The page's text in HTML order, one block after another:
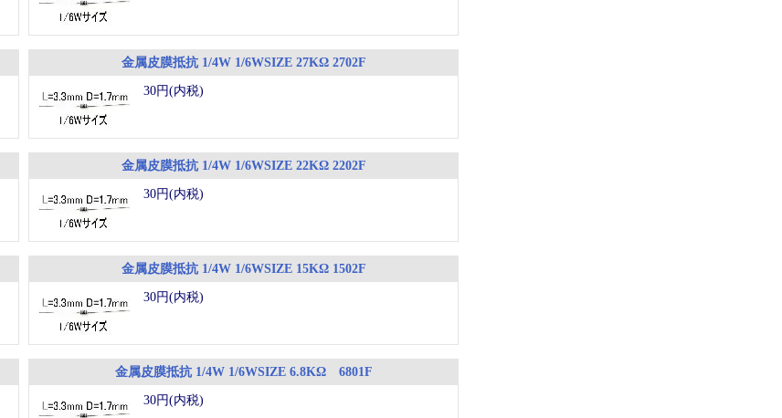
金属皮膜抵抗 1/4W 1/6WSIZE 27KΩ 2702F
30円(内税)
金属皮膜抵抗 1/4W 1/6WSIZE 22KΩ 2202F
30円(内税)
金属皮膜抵抗 1/4W 1/6WSIZE 15KΩ 1502F
30円(内税)
金属皮膜抵抗 1/4W 1/6WSIZE 6.8KΩ 6801F
30円(内税)